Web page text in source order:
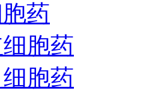
药
胞药
胞药